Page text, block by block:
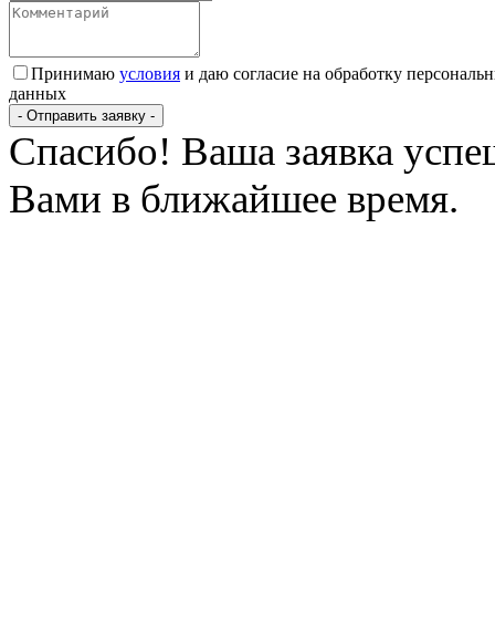
Принимаю условия и даю согласие на обработку
данных
- Отправить заявку -
Спасибо! Ваша заявка
Вами в ближайшее время.